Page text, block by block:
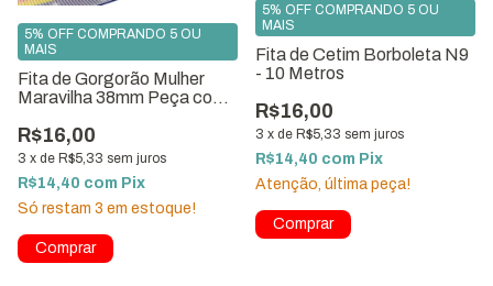
Fita de Gorgorão Mulher
Maravilha 38mm Peça com
R$16,00
3 x de R$5,33 sem juros
5% OFF COMPRANDO 5 OU
MAIS
R$14,40 com Pix
Só restam 3 em estoque!
Fita de Cetim Borboleta N9
- 10 Metros
R$16,00
3 x de R$5,33 sem juros
5% OFF COMPRANDO 5 OU
MAIS
R$14,40 com Pix
Atenção, última peça!
Comprar